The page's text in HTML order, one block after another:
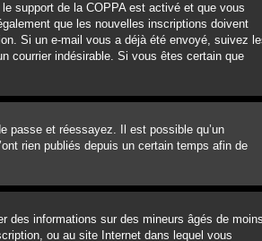
support de la COPPA est activé et que vous
que les nouvelles inscriptions doivent
Si un e-mail vous a déjà été envoyé, suivez
courrier indésirable. Si vous êtes certain que
passe et réessayez. Il est possible qu’un
rien publiés depuis un certain temps afin de
des informations sur des mineurs âgés de moins
ou au site Internet dans lequel vous